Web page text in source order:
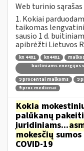
Web turinio sąrašas
1. Kokiai
taikomas
sausio 1 d.
apibrėžti Lietuvos
kn 4401 kn4401
buitiniams energijos
9 procentai malkoms
9
9 proc medienai
Kokia
palūkanų
juridiniams...
mokesčių
COVID-19